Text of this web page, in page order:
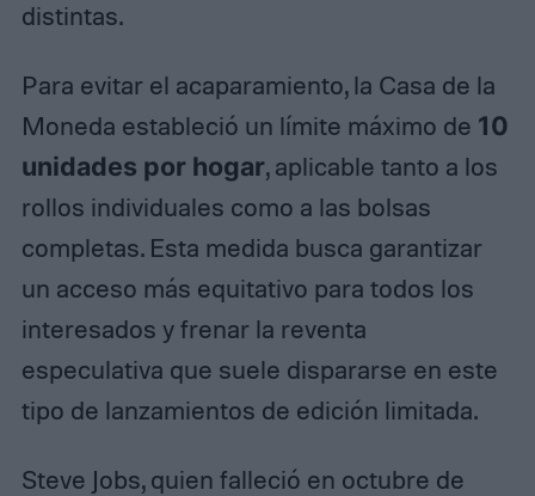
distintas.
Para evitar el acaparamiento, la Casa de la
Moneda estableció un límite máximo de 10
unidades por hogar, aplicable tanto a los
rollos individuales como a las bolsas
completas. Esta medida busca garantizar
un acceso más equitativo para todos los
interesados y frenar la reventa
especulativa que suele dispararse en este
tipo de lanzamientos de edición limitada.
Steve Jobs, quien falleció en octubre de